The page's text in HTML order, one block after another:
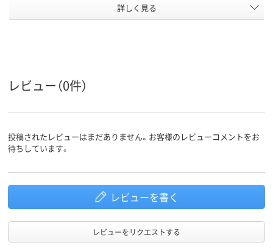
ノック式 キャップ式
形状
プホール
質量 約11g
スコア
30
詳しく見る
レビュー（0件）
投稿されたレビューはまだありません。お客様のレビューコメントをお
待ちしています。
レビューを書く
レビューをリクエストする